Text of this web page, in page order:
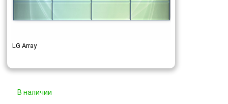
LG Array
В наличии